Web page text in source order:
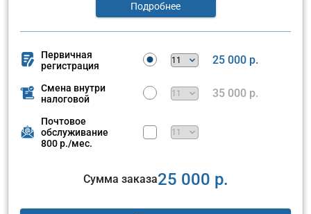
Подробнее
Первичная
регистрация
25 000 р.
Смена внутри
налоговой
35 000 р.
Почтовое
обслуживание
800 р./мес.
Сумма заказа25 000 р.